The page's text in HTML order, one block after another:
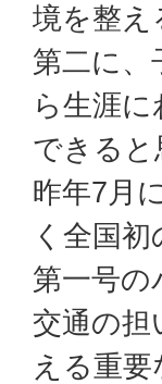
境を整
第二に
ら生涯
できる
昨年7月
く全国
第一号
交通の担
える重